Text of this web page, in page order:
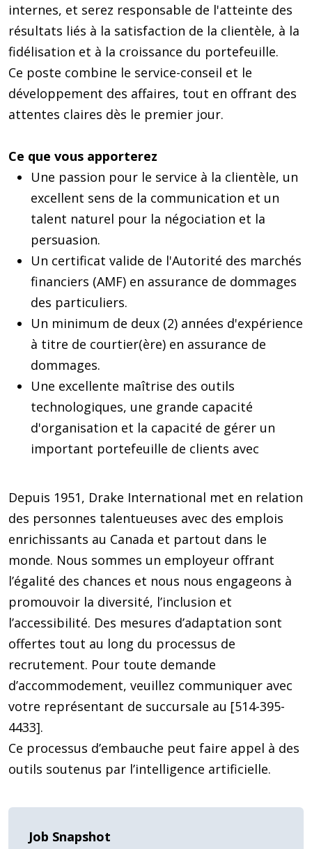
internes, et serez responsable de l'atteinte des
résultats liés à la satisfaction de la clientèle, à la
fidélisation et à la croissance du portefeuille.
Ce poste combine le service-conseil et le
développement des affaires, tout en offrant des
attentes claires dès le premier jour.
Ce que vous apporterez
Une passion pour le service à la clientèle, un
excellent sens de la communication et un
talent naturel pour la négociation et la
persuasion.
Un certificat valide de l'Autorité des marchés
financiers (AMF) en assurance de dommages
des particuliers.
Un minimum de deux (2) années d'expérience
à titre de courtier(ère) en assurance de
dommages.
Une excellente maîtrise des outils
technologiques, une grande capacité
d'organisation et la capacité de gérer un
important portefeuille de clients avec
Depuis 1951, Drake International met en relation
des personnes talentueuses avec des emplois
enrichissants au Canada et partout dans le
monde. Nous sommes un employeur offrant
l’égalité des chances et nous nous engageons à
promouvoir la diversité, l’inclusion et
l’accessibilité. Des mesures d’adaptation sont
offertes tout au long du processus de
recrutement. Pour toute demande
d’accommodement, veuillez communiquer avec
votre représentant de succursale au [514-395-
4433].
Ce processus d’embauche peut faire appel à des
outils soutenus par l’intelligence artificielle.
Job Snapshot